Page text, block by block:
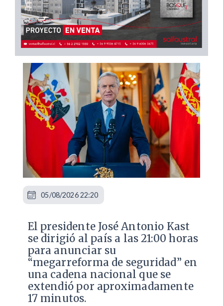
El presidente José Antonio Kast
se dirigió al país a las 21:00 horas
para anunciar su
“megarreforma de seguridad” en
una cadena nacional que se
extendió por aproximadamente
17 minutos.
05/08/2026 22:20